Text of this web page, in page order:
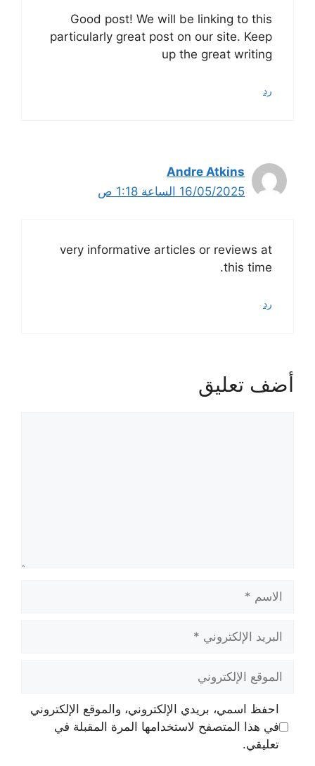
Good post! We will be linking to this
particularly great post on our site. Keep
up the great writing
رد
Andre Atkins
16/05/2025 الساعة 1:18 ص
very informative articles or reviews at
this time.
رد
أضف تعليق
الاسم
البريد
الإلكتروني
الموقع
الإلكتروني
احفظ اسمي، بريدي الإلكتروني، والموقع الإلكتروني
في هذا المتصفح لاستخدامها المرة المقبلة في
تعليقي.